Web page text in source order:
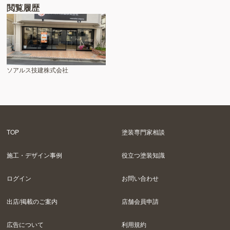
閲覧履歴
ソアルス技建株式会社
TOP 塗装専門家相談
施工・デザイン事例 役立つ塗装知識
ログイン お問い合わせ
出店/掲載のご案内 店舗会員申請
広告について 利用規約